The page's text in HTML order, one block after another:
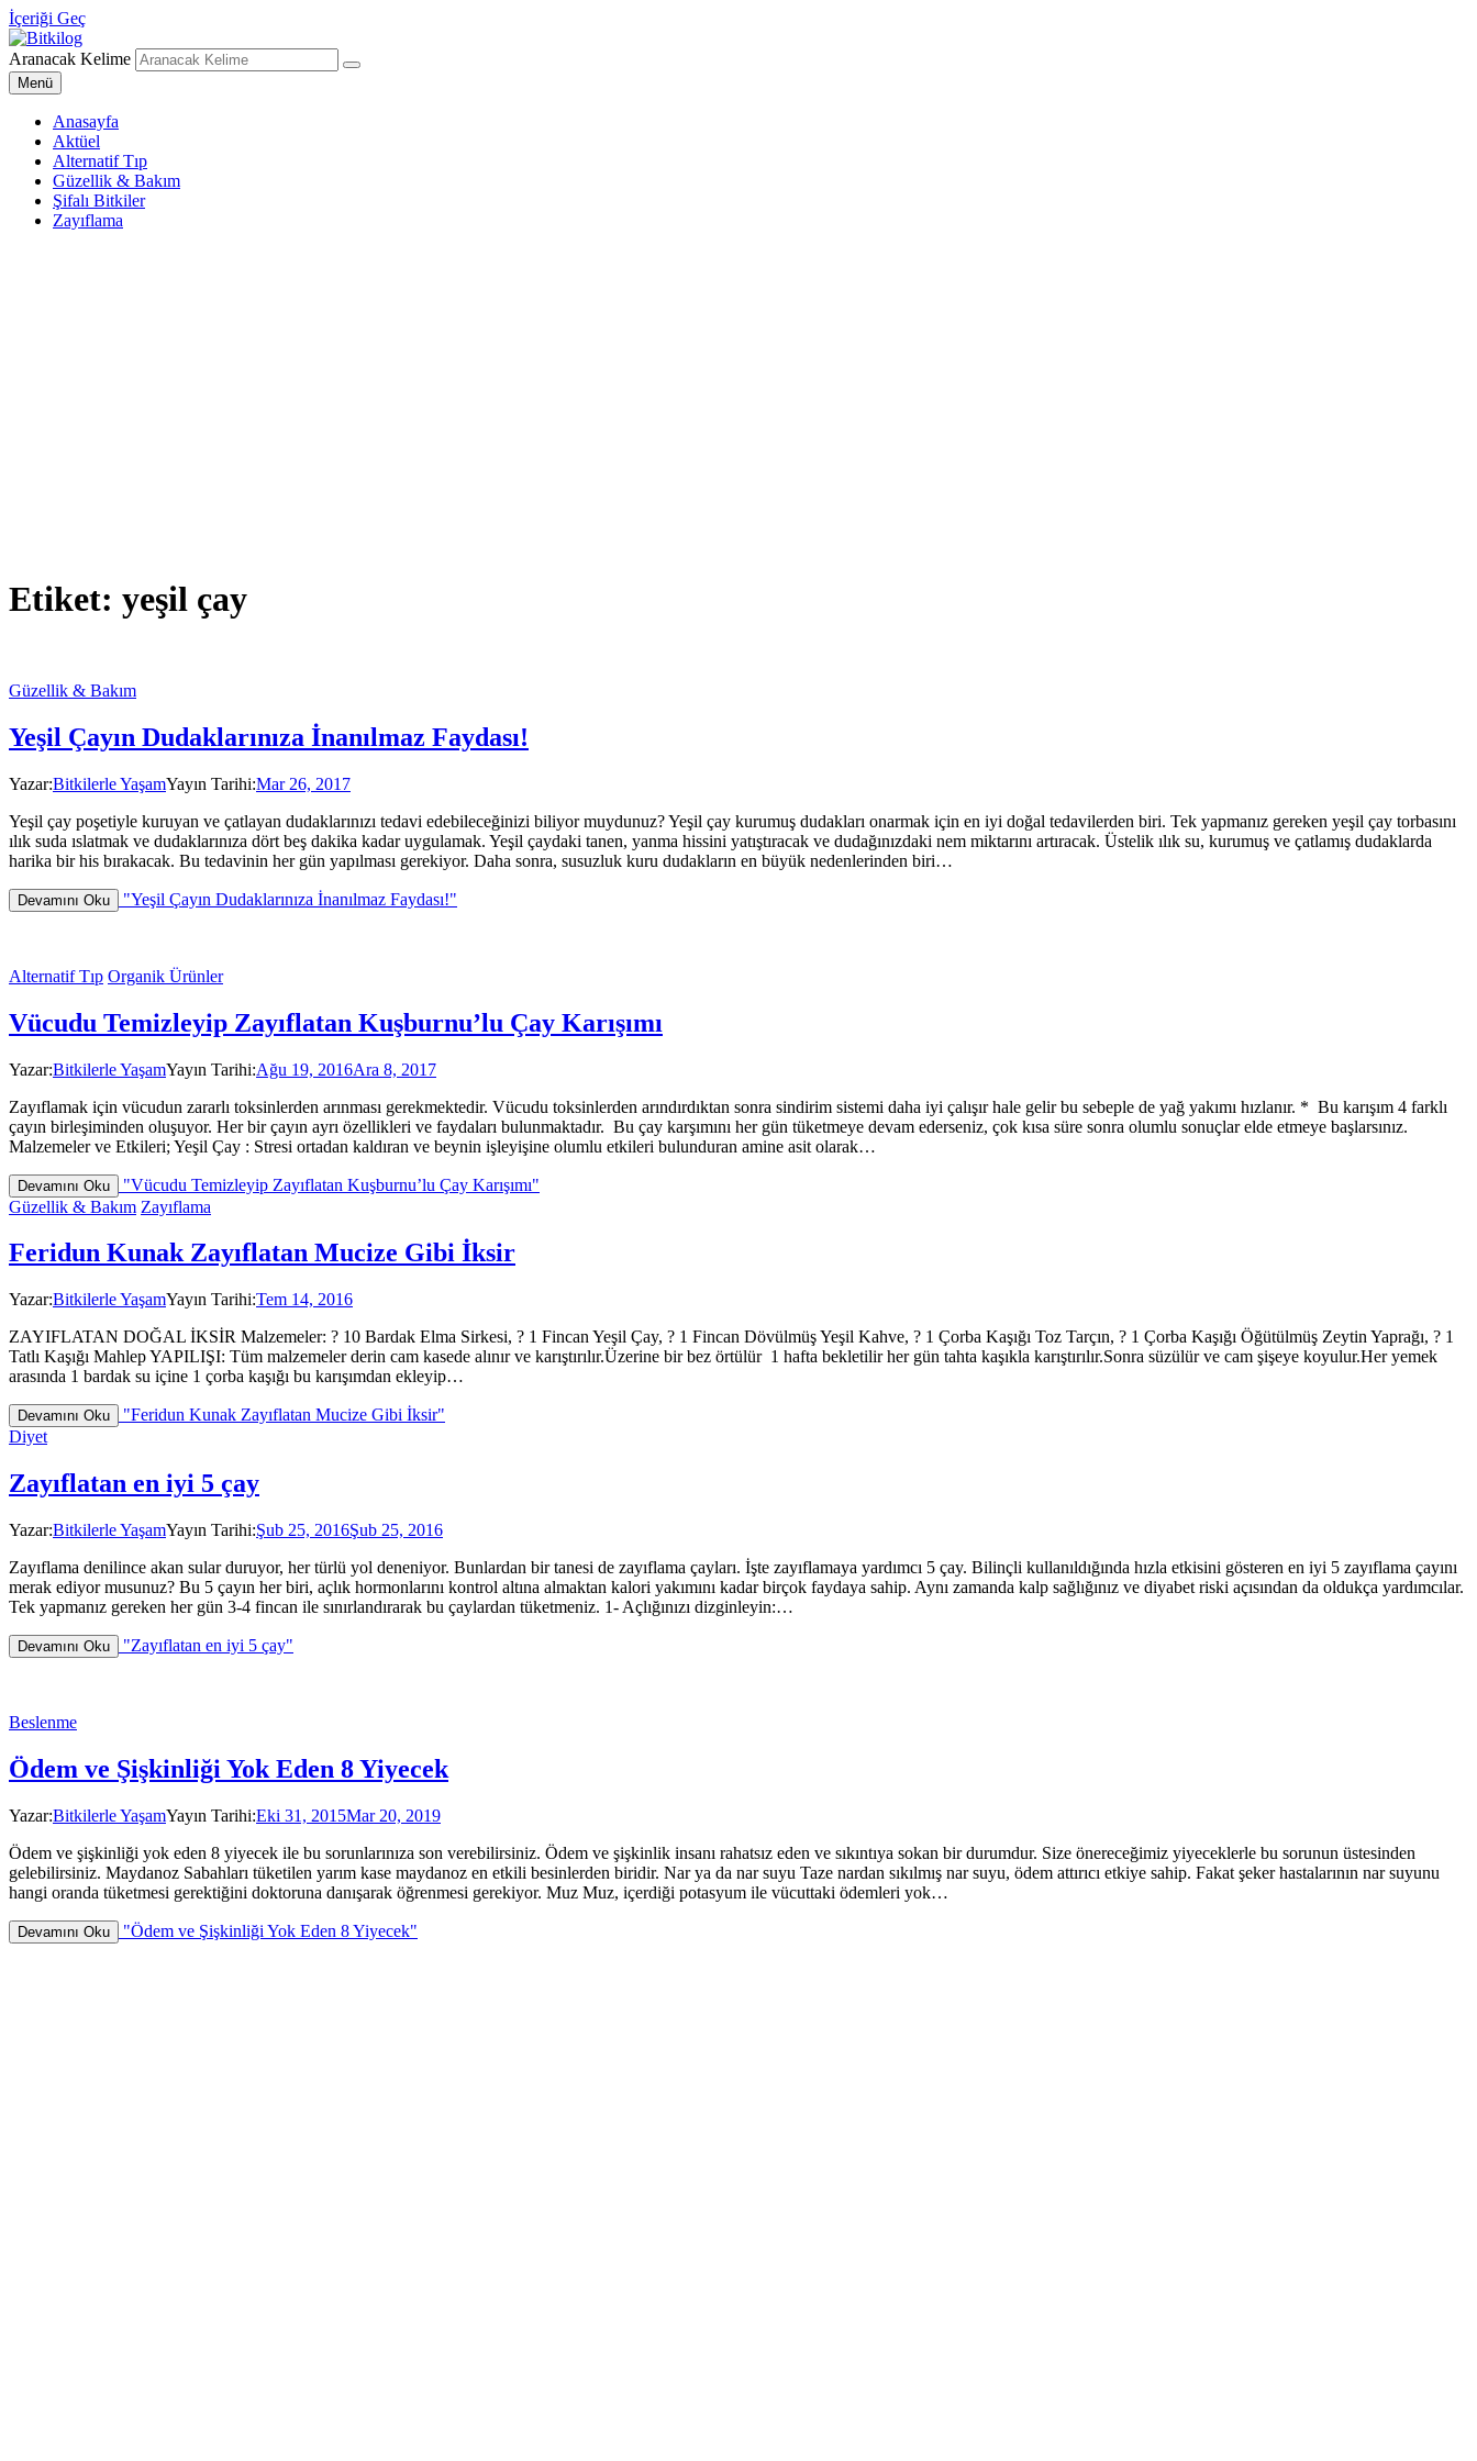
İçeriği Geç
Bitkilog
Sağlıklı Beslenme Uzmanı
Aranacak Kelime
Menü
Anasayfa
Aktüel
Alternatif Tıp
Güzellik & Bakım
Şifalı Bitkiler
Zayıflama
Etiket: yeşil çay
Güzellik & Bakım
Yeşil Çayın Dudaklarınıza İnanılmaz Faydası!
Yazar:Bitkilerle YaşamYayın Tarihi:Mar 26, 2017
Yeşil çay poşetiyle kuruyan ve çatlayan dudaklarınızı tedavi edebileceğinizi biliyor muydunuz? Yeşil çay kurumuş dudakları onarmak için en iyi doğal tedavilerden biri. Tek yapmanız gereken yeşil çay torbasını
ılık suda ıslatmak ve dudaklarınıza dört beş dakika kadar uygulamak. Yeşil çaydaki tanen, yanma hissini yatıştıracak ve dudağınızdaki nem miktarını artıracak. Üstelik ılık su, kurumuş ve çatlamış dudaklarda
harika bir his bırakacak. Bu tedavinin her gün yapılması gerekiyor. Daha sonra, susuzluk kuru dudakların en büyük nedenlerinden biri…
Devamını Oku "Yeşil Çayın Dudaklarınıza İnanılmaz Faydası!"
Alternatif Tıp Organik Ürünler
Vücudu Temizleyip Zayıflatan Kuşburnu’lu Çay Karışımı
Yazar:Bitkilerle YaşamYayın Tarihi:Ağu 19, 2016Ara 8, 2017
Zayıflamak için vücudun zararlı toksinlerden arınması gerekmektedir. Vücudu toksinlerden arındırdıktan sonra sindirim sistemi daha iyi çalışır hale gelir bu sebeple de yağ yakımı hızlanır. * Bu karışım 4 farklı
çayın birleşiminden oluşuyor. Her bir çayın ayrı özellikleri ve faydaları bulunmaktadır. Bu çay karşımını her gün tüketmeye devam ederseniz, çok kısa süre sonra olumlu sonuçlar elde etmeye başlarsınız.
Malzemeler ve Etkileri; Yeşil Çay : Stresi ortadan kaldıran ve beynin işleyişine olumlu etkileri bulunduran amine asit olarak…
Devamını Oku
"Vücudu Temizleyip Zayıflatan Kuşburnu’lu Çay Karışımı"
Güzellik & Bakım Zayıflama
Feridun Kunak Zayıflatan Mucize Gibi İksir
Yazar:Bitkilerle YaşamYayın Tarihi:Tem 14, 2016
ZAYIFLATAN DOĞAL İKSİR Malzemeler: ? 10 Bardak Elma Sirkesi, ? 1 Fincan Yeşil Çay, ? 1 Fincan Dövülmüş Yeşil Kahve, ? 1 Çorba Kaşığı Toz Tarçın, ? 1 Çorba Kaşığı Öğütülmüş Zeytin Yaprağı, ? 1
Tatlı Kaşığı Mahlep YAPILIŞI: Tüm malzemeler derin cam kasede alınır ve karıştırılır.Üzerine bir bez örtülür 1 hafta bekletilir her gün tahta kaşıkla karıştırılır.Sonra süzülür ve cam şişeye koyulur.Her yemek
arasında 1 bardak su içine 1 çorba kaşığı bu karışımdan ekleyip…
Devamını Oku
"Feridun Kunak Zayıflatan Mucize Gibi İksir"
Diyet
Zayıflatan en iyi 5 çay
Yazar:Bitkilerle YaşamYayın Tarihi:Şub 25, 2016Şub 25, 2016
Zayıflama denilince akan sular duruyor, her türlü yol deneniyor. Bunlardan bir tanesi de zayıflama çayları. İşte zayıflamaya yardımcı 5 çay. Bilinçli kullanıldığında hızla etkisini gösteren en iyi 5 zayıflama çayını
merak ediyor musunuz? Bu 5 çayın her biri, açlık hormonlarını kontrol altına almaktan kalori yakımını kadar birçok faydaya sahip. Aynı zamanda kalp sağlığınız ve diyabet riski açısından da oldukça yardımcılar.
Tek yapmanız gereken her gün 3-4 fincan ile sınırlandırarak bu çaylardan tüketmeniz. 1- Açlığınızı dizginleyin:…
Devamını Oku "Zayıflatan en iyi 5 çay"
Beslenme
Ödem ve Şişkinliği Yok Eden 8 Yiyecek
Yazar:Bitkilerle YaşamYayın Tarihi:Eki 31, 2015Mar 20, 2019
Ödem ve şişkinliği yok eden 8 yiyecek ile bu sorunlarınıza son verebilirsiniz. Ödem ve şişkinlik insanı rahatsız eden ve sıkıntıya sokan bir durumdur. Size önereceğimiz yiyeceklerle bu sorunun üstesinden
gelebilirsiniz. Maydanoz Sabahları tüketilen yarım kase maydanoz en etkili besinlerden biridir. Nar ya da nar suyu Taze nardan sıkılmış nar suyu, ödem attırıcı etkiye sahip. Fakat şeker hastalarının nar suyunu
hangi oranda tüketmesi gerektiğini doktoruna danışarak öğrenmesi gerekiyor. Muz Muz, içerdiği potasyum ile vücuttaki ödemleri yok…
Devamını Oku "Ödem ve Şişkinliği Yok Eden 8 Yiyecek"